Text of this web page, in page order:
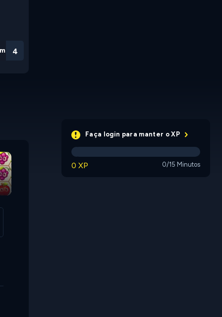
3
Connect the Gems Burdies
Faça login para manter o XP
0 XP 0/15 Minutos